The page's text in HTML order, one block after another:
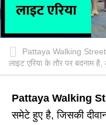
Pattaya Walking Street
लाइट एरिया के तौर पर बदनाम
Pattaya Walking
समेटे हुए है, जिसकी